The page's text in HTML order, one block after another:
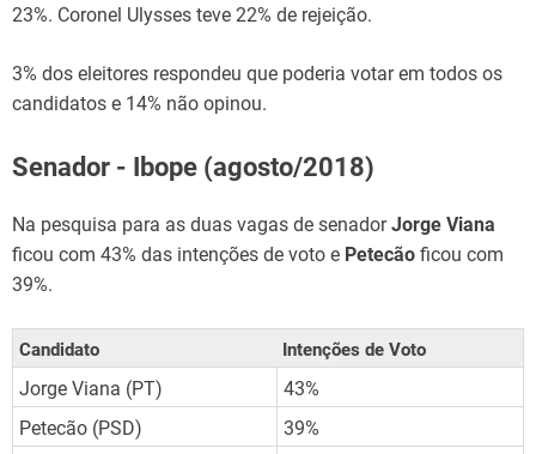
23%. Coronel Ulysses teve 22% de rejeição.
3% dos eleitores respondeu que poderia votar em todos os
candidatos e 14% não opinou.
Senador - Ibope (agosto/2018)
Na pesquisa para as duas vagas de senadorJorge Viana
ficou com 43% das intenções de voto e Petecão ficou com
39%.
Candidato Intenções de Voto
Jorge Viana (PT)
43%
Petecão (PSD)
39%